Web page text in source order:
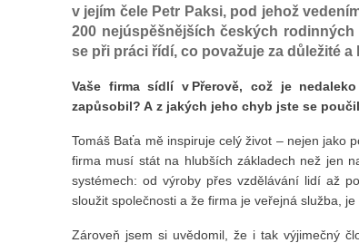
v jejím čele Petr Paksi, pod jehož
200 nejúspěšnějších českých
se při práci řídí, co považuje za důležité
Vaše firma sídlí v Přerově, což je
zapůsobil? A z jakých jeho chyb jste se
Tomáš Baťa mě inspiruje celý život – nejen jako
firma musí stát na hlubších základech než jen
systémech: od výroby přes vzdělávání lidí až
sloužit společnosti a že firma je veřejná služba, je
Zároveň jsem si uvědomil, že i tak výjimečný